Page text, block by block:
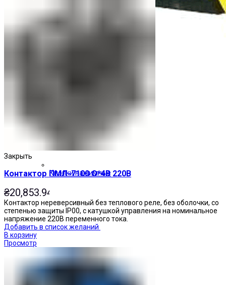
Кнопки нажимные
Закрыть
Контактор ПМЛ-7100 О*4В 220В
₴20,853.94
Контактор нереверсивный без теплового реле, без оболочки, со
степенью защиты IP00, с катушкой управления на номинальное
напряжение 220В переменного тока.
Добавить в список желаний
В корзину
Просмотр